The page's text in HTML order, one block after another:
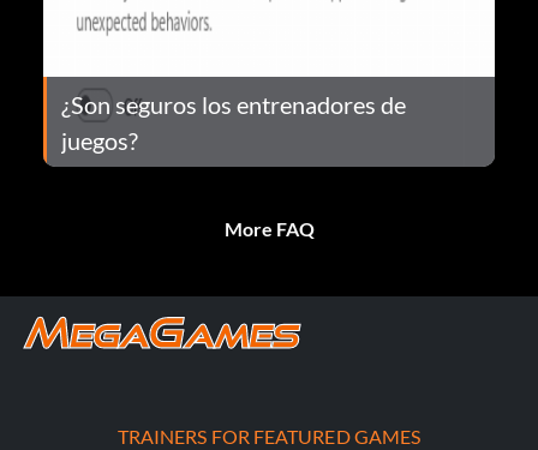
¿Son seguros los entrenadores de
juegos?
More FAQ
TRAINERS FOR FEATURED GAMES